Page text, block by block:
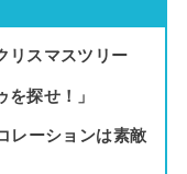
リスマスツリー
探せ！」
レーションは素敵